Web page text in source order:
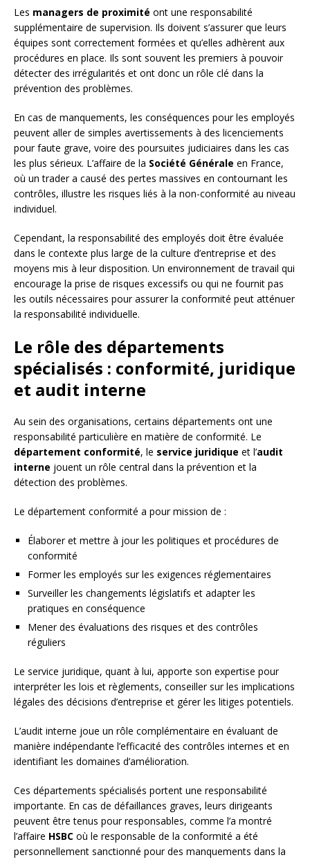
Les managers de proximité ont une responsabilité
supplémentaire de supervision. Ils doivent s’assurer que leurs
équipes sont correctement formées et qu’elles adhèrent aux
procédures en place. Ils sont souvent les premiers à pouvoir
détecter des irrégularités et ont donc un rôle clé dans la
prévention des problèmes.
En cas de manquements, les conséquences pour les employés
peuvent aller de simples avertissements à des licenciements
pour faute grave, voire des poursuites judiciaires dans les cas
les plus sérieux. L’affaire de la Société Générale en France,
où un trader a causé des pertes massives en contournant les
contrôles, illustre les risques liés à la non-conformité au niveau
individuel.
Cependant, la responsabilité des employés doit être évaluée
dans le contexte plus large de la culture d’entreprise et des
moyens mis à leur disposition. Un environnement de travail qui
encourage la prise de risques excessifs ou qui ne fournit pas
les outils nécessaires pour assurer la conformité peut atténuer
la responsabilité individuelle.
Le rôle des départements
spécialisés : conformité, juridique
et audit interne
Au sein des organisations, certains départements ont une
responsabilité particulière en matière de conformité. Le
département conformité, le service juridique et l’audit
interne jouent un rôle central dans la prévention et la
détection des problèmes.
Le département conformité a pour mission de :
Élaborer et mettre à jour les politiques et procédures de
conformité
Former les employés sur les exigences réglementaires
Surveiller les changements législatifs et adapter les
pratiques en conséquence
Mener des évaluations des risques et des contrôles
réguliers
Le service juridique, quant à lui, apporte son expertise pour
interpréter les lois et règlements, conseiller sur les implications
légales des décisions d’entreprise et gérer les litiges potentiels.
L’audit interne joue un rôle complémentaire en évaluant de
manière indépendante l’efficacité des contrôles internes et en
identifiant les domaines d’amélioration.
Ces départements spécialisés portent une responsabilité
importante. En cas de défaillances graves, leurs dirigeants
peuvent être tenus pour responsables, comme l’a montré
l’affaire HSBC où le responsable de la conformité a été
personnellement sanctionné pour des manquements dans la